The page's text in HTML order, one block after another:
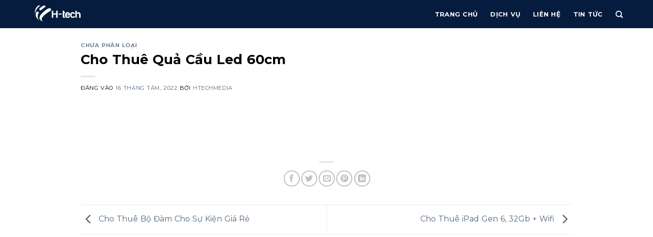
TRANG CHỦ DỊCH VỤ LIÊN HỆ TIN TỨC
CHƯA PHÂN LOẠI
Cho Thuê Quả Cầu Led 60cm
ĐĂNG VÀO16 THÁNG TÁM, 2022 BỞI HTECHMEDIA
Led 60cm
Hướng dẫn sử dụng
Cho Thuê Bộ Đàm Cho Sự Kiện Giá Rẻ Cho Thuê iPad Gen 6, 32Gb + Wifi